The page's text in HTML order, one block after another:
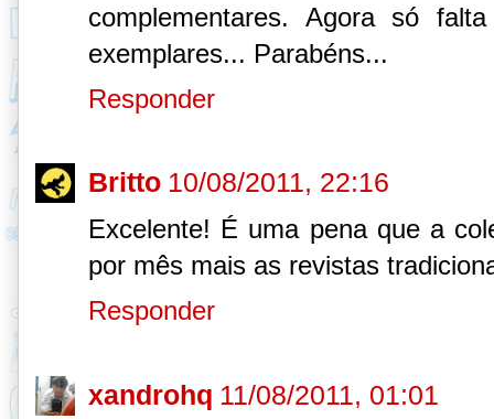
complementares. Agora só
exemplares... Parabéns...
Responder
Britto 10/08/2011, 22:16
Excelente! É uma pena que a
por mês mais as revistas
Responder
xandrohq 11/08/2011, 01:01